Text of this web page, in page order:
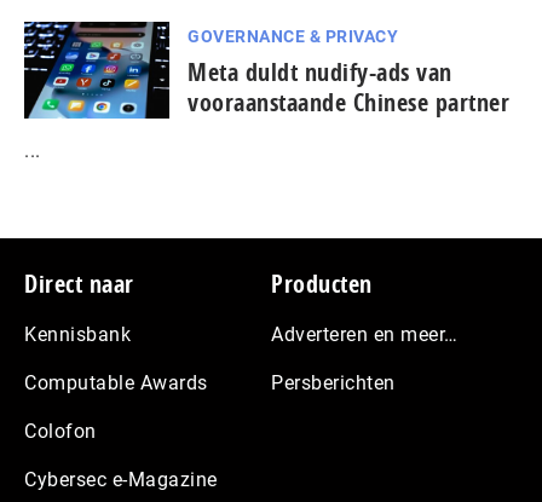
GOVERNANCE & PRIVACY
Meta duldt nudify-ads van
vooraanstaande Chinese partner
...
Footer
Direct naar
Kennisbank
Computable Awards
Colofon
Cybersec e-Magazine
Producten
Adverteren en meer…
Persberichten